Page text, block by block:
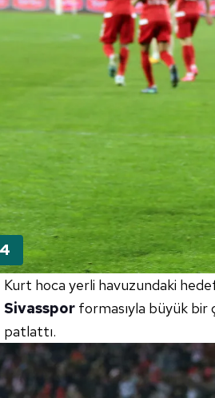
Kurt hoca yerli havuzundaki
Sivasspor formasıyla büyük bir
patlattı.